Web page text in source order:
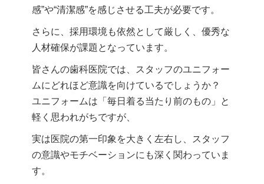
感”や“清潔感”を感じさせる工夫が必要です。
さらに、採用環境も依然として厳しく、優秀な
人材確保が課題となっています。
皆さんの歯科医院では、スタッフのユニフォー
ムにどれほど意識を向けているでしょうか？
ユニフォームは「毎日着る当たり前のもの」と
軽く思われがちですが、
実は医院の第一印象を大きく左右し、スタッフ
の意識やモチベーションにも深く関わっていま
す。